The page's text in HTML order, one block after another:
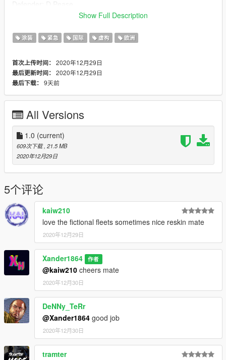
Ions/Spitfire: J.Radley
MDT/Optilink: D.Pease
Twitter: @Stee1yDan
Discord: https://discord.gg/FeJV45Y
Follow Me:
Discord: https://discord.gg/sbqam3g
Enjoy!
Show Full Description
涂装 紧急 国际 虚构 欧洲
首次上传时间： 2020年12月29日
最后更新时间： 2020年12月29日
最后下载： 9天前
All Versions
1.0 (current)
609次下载 , 21.5 MB
2020年12月29日
5个评论
kaiw210
love the fictional fleets sometimes nice reskin mate
2020年12月29日
Xander1864 作者
@kaiw210 cheers mate
2020年12月30日
DeNNy_TeRr
@Xander1864 good job
2020年12月30日
tramter